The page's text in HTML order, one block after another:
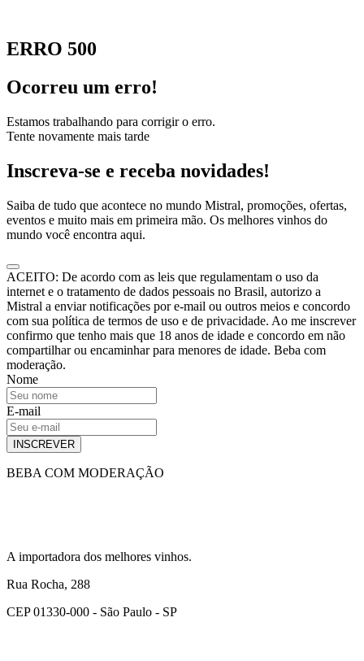
ERRO 500
Ocorreu um erro!
Estamos trabalhando para corrigir o erro.
Tente novamente mais tarde
Inscreva-se e receba novidades!
Saiba de tudo que acontece no mundo Mistral, promoções, ofertas,
eventos e muito mais em primeira mão. Os melhores vinhos do
mundo você encontra aqui.
ACEITO: De acordo com as leis que regulamentam o uso da
internet e o tratamento de dados pessoais no Brasil, autorizo a
Mistral a enviar notificações por e-mail ou outros meios e concordo
com sua política de termos de uso e de privacidade. Ao me inscrever
confirmo que tenho mais que 18 anos de idade e concordo em não
compartilhar ou encaminhar para menores de idade. Beba com
moderação.
Nome
E-mail
INSCREVER
BEBA COM MODERAÇÃO
A importadora dos melhores vinhos.
Rua Rocha, 288
CEP 01330-000 - São Paulo - SP